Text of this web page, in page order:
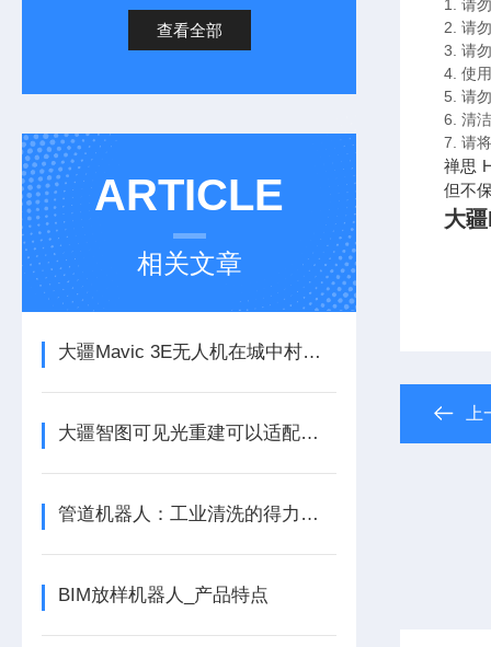
查看全部
ARTICLE
相关文章
大疆Mavic 3E无人机在城中村房地一体化中的应用
大疆智图可见光重建可以适配第三方相机
管道机器人：工业清洗的得力助手
BIM放样机器人_产品特点
1. 请
2. 请
3. 请
4. 使
5. 请
6. 清
7. 请
禅思
但不
大